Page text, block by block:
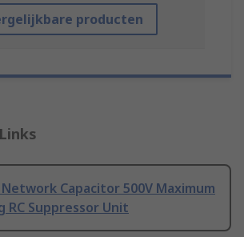
producten
Network Capacitor 500V Maximum
RC Suppressor Unit